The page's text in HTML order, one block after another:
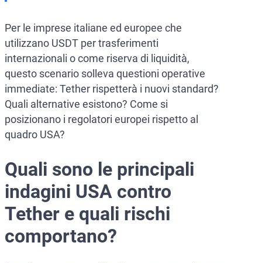
Per le imprese italiane ed europee che
utilizzano USDT per trasferimenti
internazionali o come riserva di liquidità,
questo scenario solleva questioni operative
immediate: Tether rispetterà i nuovi standard?
Quali alternative esistono? Come si
posizionano i regolatori europei rispetto al
quadro USA?
Quali sono le principali
indagini USA contro
Tether e quali rischi
comportano?